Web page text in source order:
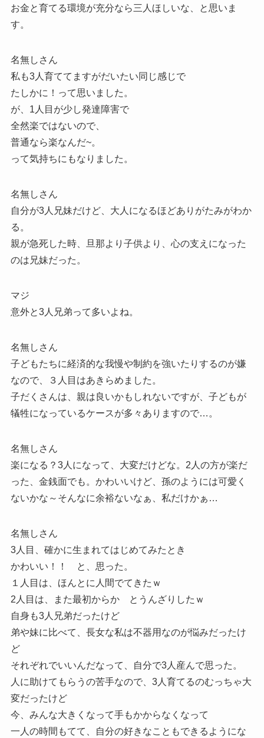
お金と育てる環境が充分なら三人ほしいな、と思いま
す。
名無しさん
私も3人育ててますがだいたい同じ感じで
たしかに！って思いました。
が、1人目が少し発達障害で
全然楽ではないので、
普通なら楽なんだ~。
って気持ちにもなりました。
名無しさん
自分が3人兄妹だけど、大人になるほどありがたみがわか
る。
親が急死した時、旦那より子供より、心の支えになった
のは兄妹だった。
マジ
意外と3人兄弟って多いよね。
名無しさん
子どもたちに経済的な我慢や制約を強いたりするのが嫌
なので、３人目はあきらめました。
子だくさんは、親は良いかもしれないですが、子どもが
犠牲になっているケースが多々ありますので…。
名無しさん
楽になる？3人になって、大変だけどな。2人の方が楽だ
った、金銭面でも。かわいいけど、孫のようには可愛く
ないかな～そんなに余裕ないなぁ、私だけかぁ…
名無しさん
3人目、確かに生まれてはじめてみたとき
かわいい！！ と、思った。
１人目は、ほんとに人間でてきたｗ
2人目は、また最初からか とうんざりしたｗ
自身も3人兄弟だったけど
弟や妹に比べて、長女な私は不器用なのが悩みだったけ
ど
それぞれでいいんだなって、自分で3人産んで思った。
人に助けてもらうの苦手なので、3人育てるのむっちゃ大
変だったけど
今、みんな大きくなって手もかからなくなって
一人の時間もてて、自分の好きなこともできるようにな